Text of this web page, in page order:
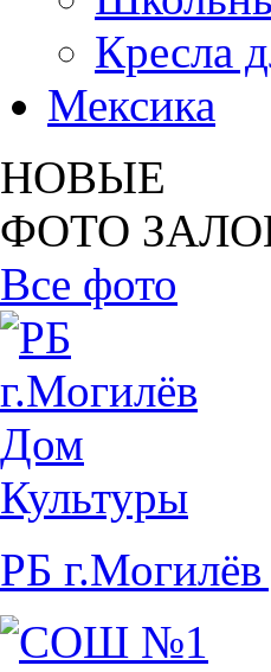
Кресла
Мексика
НОВЫЕ
ФОТО
Все фото
РБ